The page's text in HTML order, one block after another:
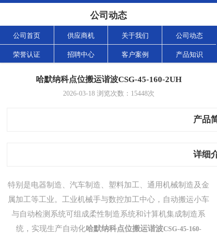
公司动态
公司首页 供应商机 关于我们 公司动态
荣誉认证 招聘中心 客户案例 产品知识
哈默纳科点位搬运谐波CSG-45-160-2UH
2026-03-18浏览次数： 15448次
产品
详细
特别是电器制造、汽车制造、塑料加工、通用机械制造及金
属加工等工业。工业机械手与数控加工中心，自动搬运小车
与自动检测系统可组成柔性制造系统和计算机集成制造系
统，实现生产自动化哈默纳科点位搬运谐波CSG-45-160-